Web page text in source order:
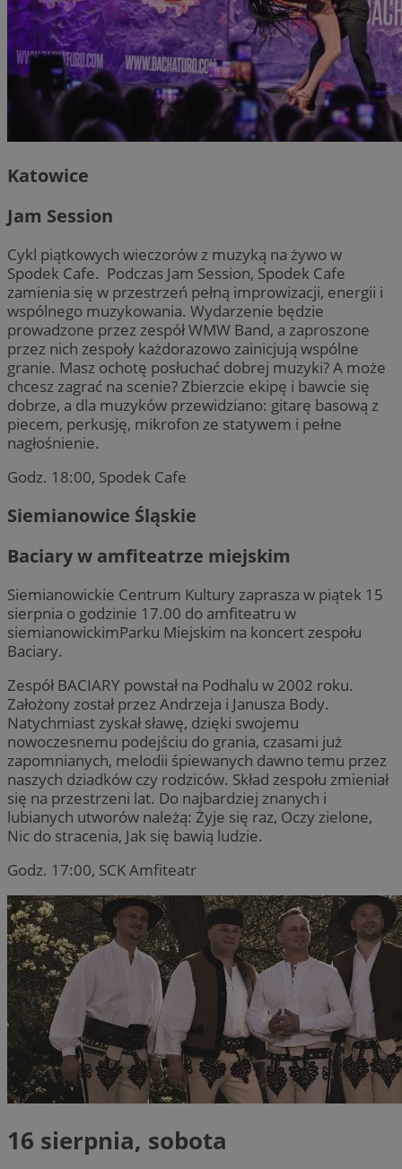
Katowice
Jam Session
Cykl piątkowych wieczorów z muzyką na żywo w
Spodek Cafe. Podczas Jam Session, Spodek Cafe
zamienia się w przestrzeń pełną improwizacji, energii i
wspólnego muzykowania. Wydarzenie będzie
prowadzone przez zespół WMW Band, a zaproszone
przez nich zespoły każdorazowo zainicjują wspólne
granie. Masz ochotę posłuchać dobrej muzyki? A może
chcesz zagrać na scenie? Zbierzcie ekipę i bawcie się
dobrze, a dla muzyków przewidziano: gitarę basową z
piecem, perkusję, mikrofon ze statywem i pełne
nagłośnienie.
Godz. 18:00, Spodek Cafe
Siemianowice Śląskie
Baciary w amfiteatrze miejskim
Siemianowickie Centrum Kultury zaprasza w piątek 15
sierpnia o godzinie 17.00 do amfiteatru w
siemianowickimParku Miejskim na koncert zespołu
Baciary.
Zespół BACIARY powstał na Podhalu w 2002 roku.
Założony został przez Andrzeja i Janusza Body.
Natychmiast zyskał sławę, dzięki swojemu
nowoczesnemu podejściu do grania, czasami już
zapomnianych, melodii śpiewanych dawno temu przez
naszych dziadków czy rodziców. Skład zespołu zmieniał
się na przestrzeni lat. Do najbardziej znanych i
lubianych utworów należą: Żyje się raz, Oczy zielone,
Nic do stracenia, Jak się bawią ludzie.
Godz. 17:00, SCK Amfiteatr
16 sierpnia, sobota